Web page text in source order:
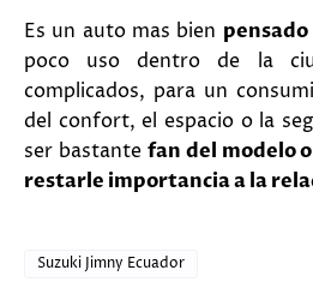
Es un auto mas bien
poco uso dentro de la
complicados, para un
del confort, el espacio o la
ser bastante fan del modelo
restarle importancia a la
Suzuki Jimny Ecuador